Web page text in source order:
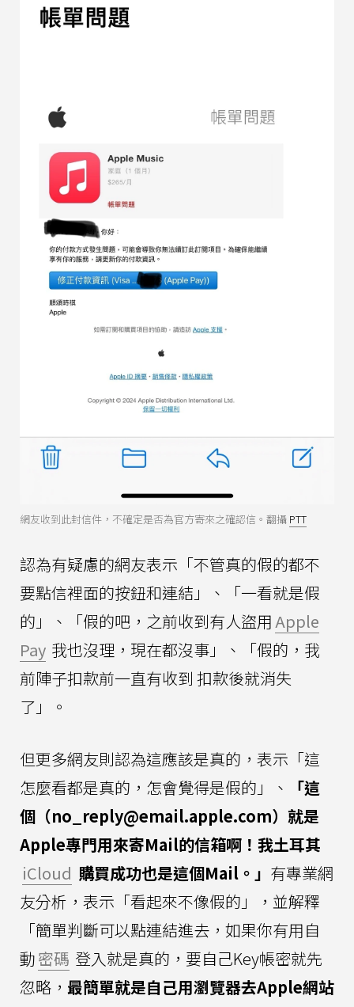
網友收到此封信件，不確定是否為官方寄來之確認信。翻攝 PTT
認為有疑慮的網友表示「不管真的假的都不
要點信裡面的按鈕和連結」、「一看就是假
的」、「假的吧，之前收到有人盜用Apple
Pay 我也沒理，現在都沒事」、「假的，我
前陣子扣款前一直有收到 扣款後就消失
了」。
但更多網友則認為這應該是真的，表示「這
怎麼看都是真的，怎會覺得是假的」、
「這
個（no_reply@email.apple.com）就是
Apple專門用來寄Mail的信箱啊！我土耳其
iCloud 購買成功也是這個Mail。」 有專業網
友分析，表示「看起來不像假的」，並解釋
「簡單判斷可以點連結進去，如果你有用自
動密碼 登入就是真的，要自己Key帳密就先
忽略， 最簡單就是自己用瀏覽器去Apple網站